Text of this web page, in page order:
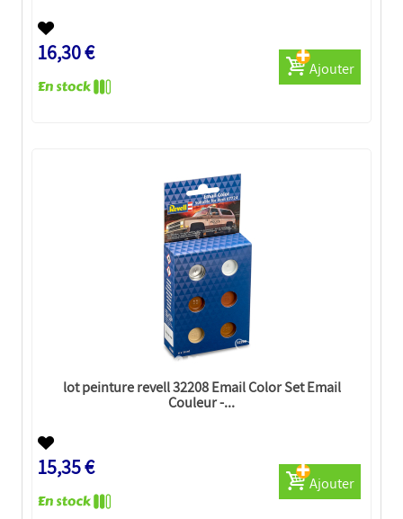
16,30 €
Ajouter
lot peinture revell 32208 Email Color Set Email
Couleur -...
15,35 €
Ajouter